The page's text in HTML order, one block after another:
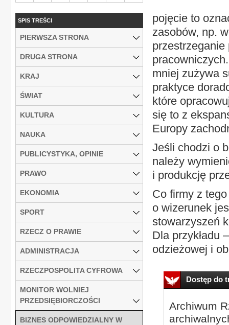
pojęcie to
zasobów, np.
przestrzeganie
mniej zużywa
praktyce
które
się to z
Europy
Jeśli chodzi o
należy
i produkcję
Co firmy z
o wizerunek
stowarzyszeń
Dla przykładu
odzieżowej i
Dostęp do
Archiwum
SPIS TREŚCI
PIERWSZA STRONA
DRUGA STRONA
KRAJ
ŚWIAT
KULTURA
NAUKA
PUBLICYSTYKA, OPINIE
PRAWO
EKONOMIA
SPORT
RZECZ O PRAWIE
ADMINISTRACJA
RZECZPOSPOLITA CYFROWA
MONITOR WOLNIEJ
PRZEDSIĘBIORCZOŚCI
BIZNES ODPOWIEDZIALNY W